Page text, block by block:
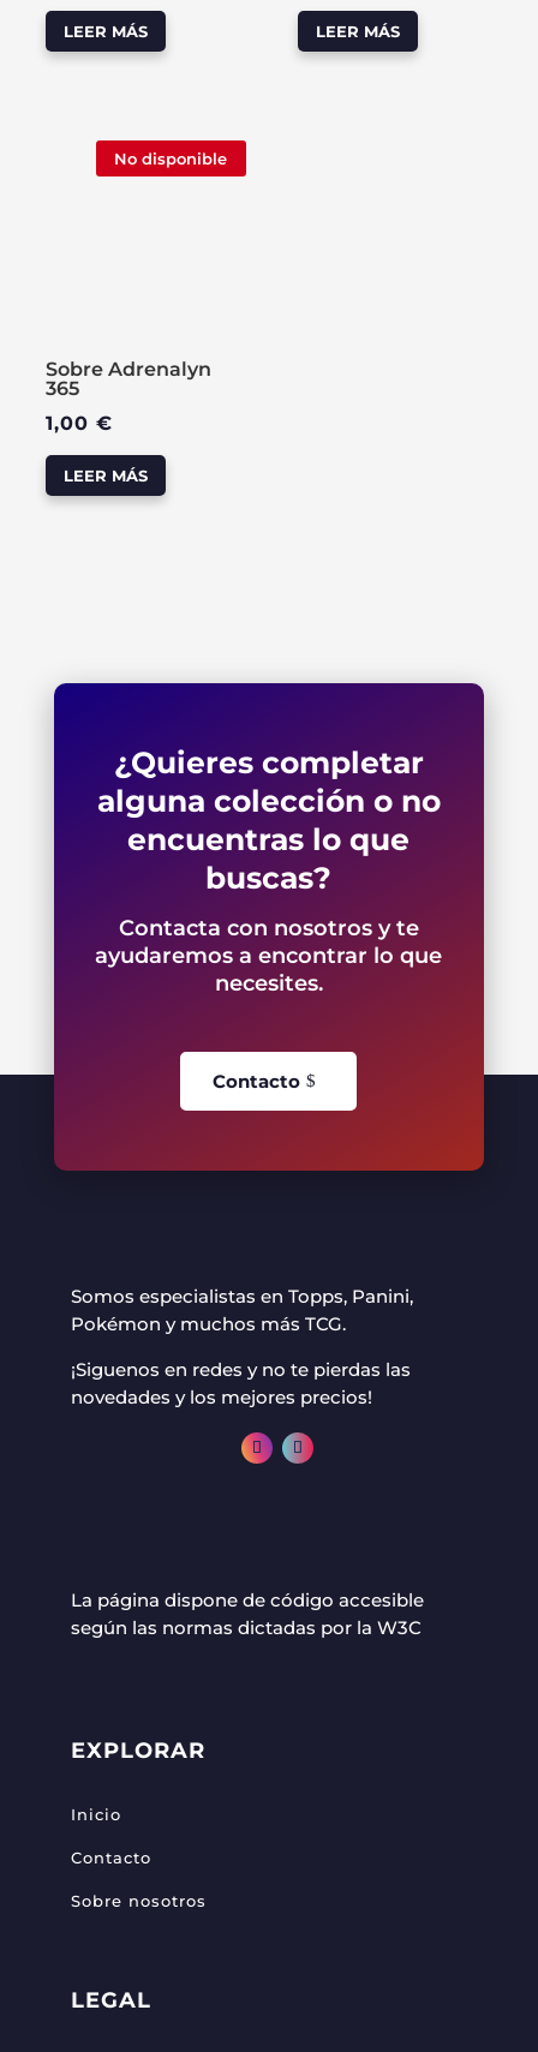
LEER MÁS LEER MÁS
Sobre Adrenalyn
365
1,00€
LEER MÁS
No disponible
¿Quieres completar
alguna colección o no
encuentras lo que
buscas?
Contacta con nosotros y te
ayudaremos a encontrar lo que
necesites.
Contacto
Somos especialistas en Topps, Panini,
Pokémon y muchos más TCG.
¡Siguenos en redes y no te pierdas las
novedades y los mejores precios!
La página dispone de código accesible
según las normas dictadas por la W3C
EXPLORAR
Inicio
Contacto
Sobre nosotros
LEGAL